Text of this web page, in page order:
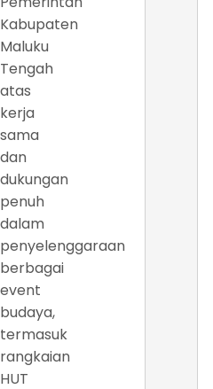
Kabupaten
Maluku
Tengah
atas
kerja
sama
dan
dukungan
penuh
dalam
penyelenggaraan
berbagai
event
budaya,
termasuk
rangkaian
HUT